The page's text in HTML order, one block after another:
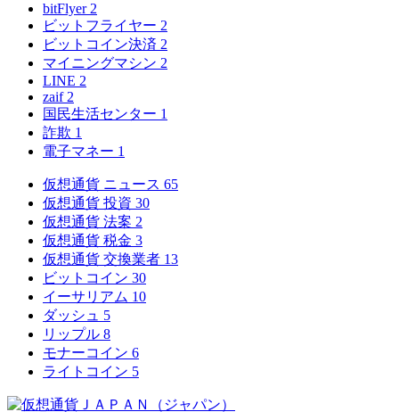
bitFlyer 2
ビットフライヤー 2
ビットコイン決済 2
マイニングマシン 2
LINE 2
zaif 2
国民生活センター 1
詐欺 1
電子マネー 1
仮想通貨 ニュース 65
仮想通貨 投資 30
仮想通貨 法案 2
仮想通貨 税金 3
仮想通貨 交換業者 13
ビットコイン 30
イーサリアム 10
ダッシュ 5
リップル 8
モナーコイン 6
ライトコイン 5